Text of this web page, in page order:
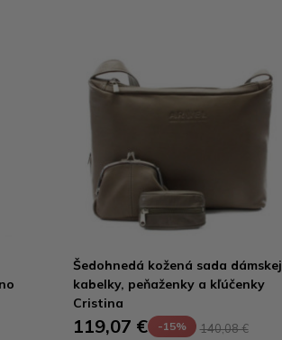
Šedohnedá kožená sada dámskej
kabelky, peňaženky a kľúčenky
Cristina
119,07 € -15% 140,08 €